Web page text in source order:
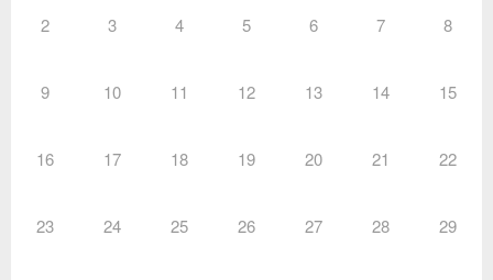
2 3 4 5 6 7 8
9 10 11 12 13 14 15
16 17 18 19 20 21 22
23 24 25 26 27 28 29